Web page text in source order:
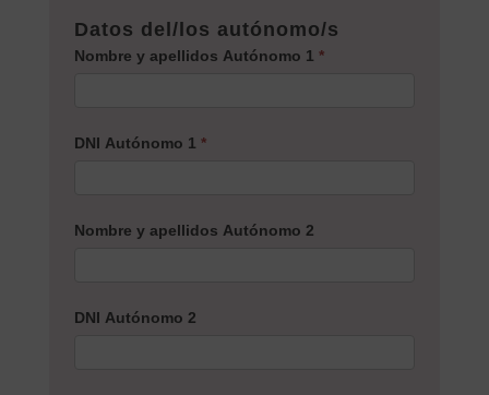
Datos del/los autónomo/s
Nombre y apellidos Autónomo 1 *
DNI Autónomo 1 *
Nombre y apellidos Autónomo 2
DNI Autónomo 2